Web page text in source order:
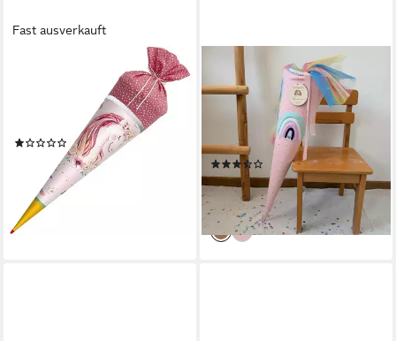
Fast ausverkauft
Schultüte Lieblingsstück
Einhornträume, 70 cm, rund,
mit Stoffverschluss, Spitze
(1)
lieferbar - in 2-3 Werktagen bei dir
LITTLEANTUNIQUE
Schultüte SCHULTÜTE
ZUCKERTÜTE ROSA
GLITZER RAINBOW, Mit
Namen personalisierbar
(2)
89,90 €
(8,99 €/ 1 Stk)
lieferbar in 3 Wochen